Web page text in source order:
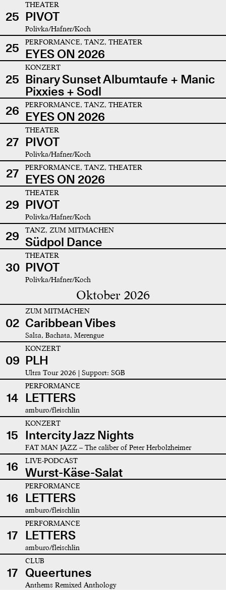
25
THEATER
PIVOT
Polivka/Hafner/Koch
25 PERFORMANCE, TANZ, THEATER
EYES ON 2026
25
KONZERT
Binary Sunset Albumtaufe + Manic
Pixxies + Sodl
26
PERFORMANCE, TANZ, THEATER
EYES ON 2026
27
THEATER
PIVOT
Polivka/Hafner/Koch
27 PERFORMANCE, TANZ, THEATER
EYES ON 2026
29
THEATER
PIVOT
Polivka/Hafner/Koch
29 TANZ, ZUM MITMACHEN
Südpol Dance
30
THEATER
PIVOT
Polivka/Hafner/Koch
Oktober 2026
02
ZUM MITMACHEN
Caribbean Vibes
Salsa, Bachata, Merengue
09
KONZERT
PLH
Ultra Tour 2026 | Support: SGB
14
PERFORMANCE
LETTERS
amburo/fleischlin
15
KONZERT
Intercity Jazz Nights
FAT MAN JAZZ – The caliber of Peter Herbolzheimer
16 LIVE-PODCAST
Wurst-Käse-Salat
16
PERFORMANCE
LETTERS
amburo/fleischlin
17
PERFORMANCE
LETTERS
amburo/fleischlin
17
CLUB
Queertunes
Anthems Remixed Anthology